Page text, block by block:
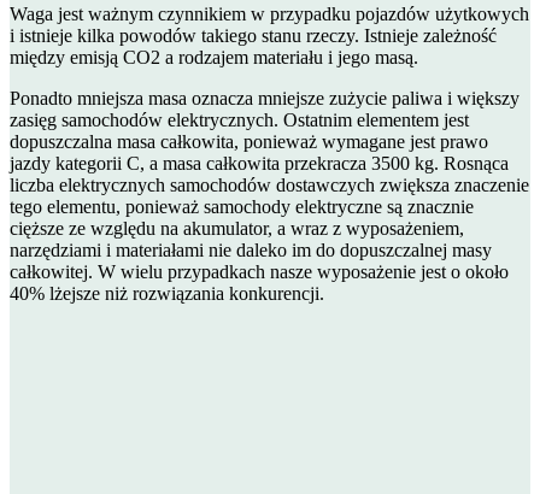
Waga jest ważnym czynnikiem w przypadku pojazdów użytkowych
i istnieje kilka powodów takiego stanu rzeczy. Istnieje zależność
między emisją CO2 a rodzajem materiału i jego masą.
Ponadto mniejsza masa oznacza mniejsze zużycie paliwa i większy
zasięg samochodów elektrycznych. Ostatnim elementem jest
dopuszczalna masa całkowita, ponieważ wymagane jest prawo
jazdy kategorii C, a masa całkowita przekracza 3500 kg. Rosnąca
liczba elektrycznych samochodów dostawczych zwiększa znaczenie
tego elementu, ponieważ samochody elektryczne są znacznie
cięższe ze względu na akumulator, a wraz z wyposażeniem,
narzędziami i materiałami nie daleko im do dopuszczalnej masy
całkowitej. W wielu przypadkach nasze wyposażenie jest o około
40% lżejsze niż rozwiązania konkurencji.